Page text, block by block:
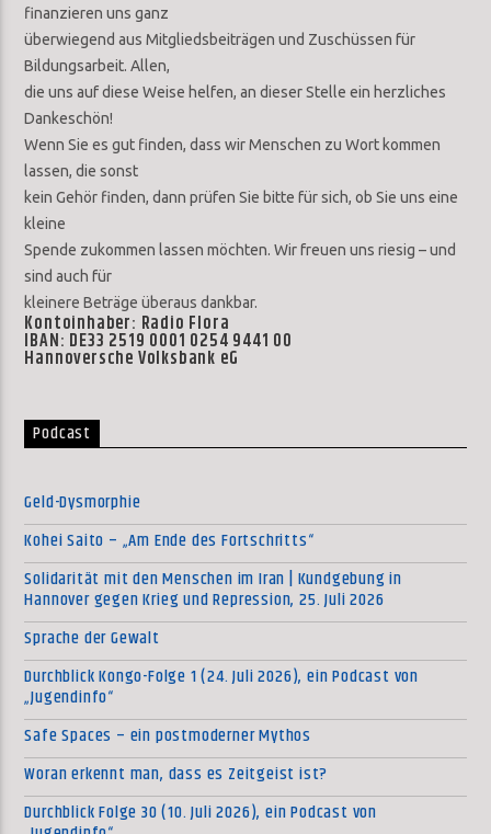
finanzieren uns ganz
überwiegend aus Mitgliedsbeiträgen und Zuschüssen für
Bildungsarbeit. Allen,
die uns auf diese Weise helfen, an dieser Stelle ein herzliches
Dankeschön!
Wenn Sie es gut finden, dass wir Menschen zu Wort kommen
lassen, die sonst
kein Gehör finden, dann prüfen Sie bitte für sich, ob Sie uns eine
kleine
Spende zukommen lassen möchten. Wir freuen uns riesig – und
sind auch für
kleinere Beträge überaus dankbar.
Kontoinhaber: Radio Flora
IBAN: DE33 2519 0001 0254 9441 00
Hannoversche Volksbank eG
Podcast
Geld-Dysmorphie
Kohei Saito – „Am Ende des Fortschritts“
Solidarität mit den Menschen im Iran | Kundgebung in
Hannover gegen Krieg und Repression, 25. Juli 2026
Sprache der Gewalt
Durchblick Kongo-Folge 1 (24. Juli 2026), ein Podcast von
„Jugendinfo“
Safe Spaces – ein postmoderner Mythos
Woran erkennt man, dass es Zeitgeist ist?
Durchblick Folge 30 (10. Juli 2026), ein Podcast von